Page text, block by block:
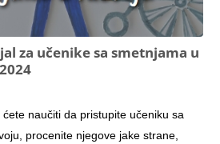
za učenike sa smetnjama u
naučiti da pristupite učeniku sa
procenite njegove jake strane,